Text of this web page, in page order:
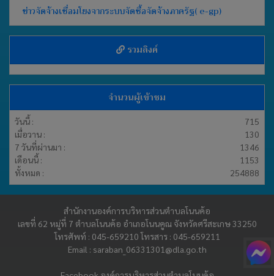
ข่าวจัดจ้างเชื่อมโยงจากระบบจัดซื้อจัดจ้างภาครัฐ( e-gp)
รวมลิงค์
จำนวนผู้เข้าชม
วันนี้ :
715
เมื่อวาน :
130
7 วันที่ผ่านมา :
1346
เดือนนี้ :
1153
ทั้งหมด :
254888
สำนักงานองค์การบริหารส่วนตำบลโนนค้อ
เลขที่ 62 หมู่ที่ 7 ตำบลโนนค้อ อำเภอโนนคูณ จังหวัดศรีสะเกษ 33250
โทรศัพท์ : 045-659210 โทรสาร : 045-659211
Email : saraban_06331301@dla.go.th